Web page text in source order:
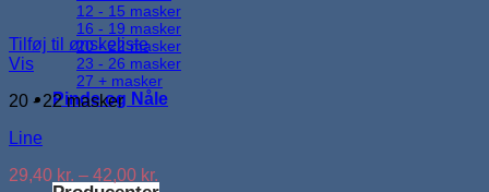
12 - 15 masker
16 - 19 masker
20 - 22 masker
23 - 26 masker
27 + masker
Pinde og Nåle
Tilføj til ønskeliste
Vis
20 - 22 masker
Line
29,40 kr. – 42,00 kr.